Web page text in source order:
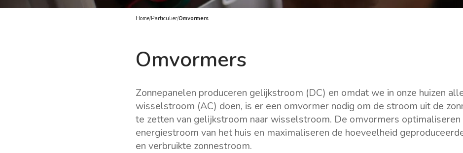
Home/Particulier/Omvormers
Omvormers
Zonnepanelen produceren gelijkstroom (DC) en omdat we in onze huizen
wisselstroom (AC) doen, is er een omvormer nodig om de stroom uit de
te zetten van gelijkstroom naar wisselstroom. De omvormers optimaliseren
energiestroom van het huis en maximaliseren de hoeveelheid
en verbruikte zonnestroom.